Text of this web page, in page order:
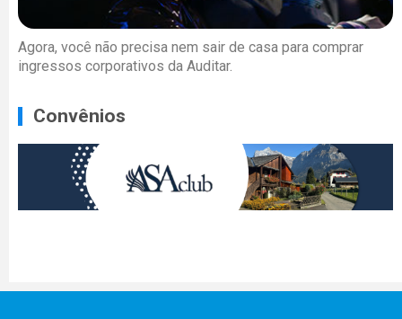
Agora, você não precisa nem sair de casa para comprar
ingressos corporativos da Auditar.
Convênios